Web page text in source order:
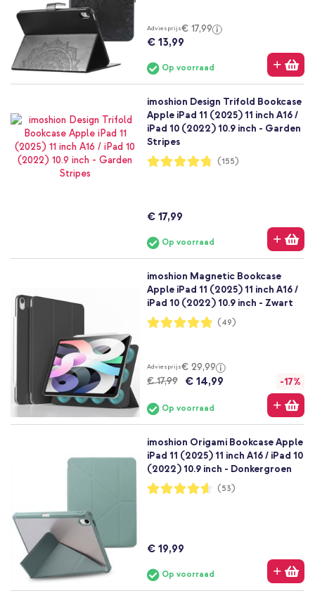
Adviesprijs€ 17,99
€ 13,99
Op voorraad
imoshion Design Trifold Bookcase
Apple iPad 11 (2025) 11 inch A16 /
iPad 10 (2022) 10.9 inch - Garden
Stripes
Waardering:
95%
(155)
€ 17,99
Op voorraad
imoshion Magnetic Bookcase
Apple iPad 11 (2025) 11 inch A16 /
iPad 10 (2022) 10.9 inch - Zwart
Waardering:
97%
(49)
Adviesprijs€ 29,99
€ 17,99
€ 14,99 -17%
Op voorraad
imoshion Origami Bookcase Apple
iPad 11 (2025) 11 inch A16 / iPad 10
(2022) 10.9 inch - Donkergroen
Waardering:
92%
(53)
€ 19,99
Op voorraad